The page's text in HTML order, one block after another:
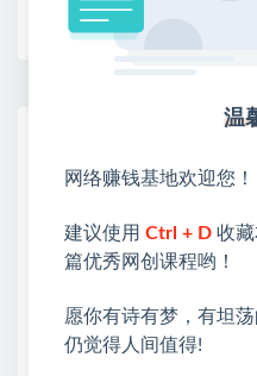
收藏
站长微信：无
类&副业类，资源丰富 物
❤能助您：找项目 + 低成
各种项目 + 提升网创认知
❤本站为众多团队提供了
开启网络之门，广受好评
温
网络赚钱基地欢迎您！
建议使用 Ctrl + D 收
篇优秀网创课程哟！
愿你有诗有梦，有坦
仍觉得人间值得!